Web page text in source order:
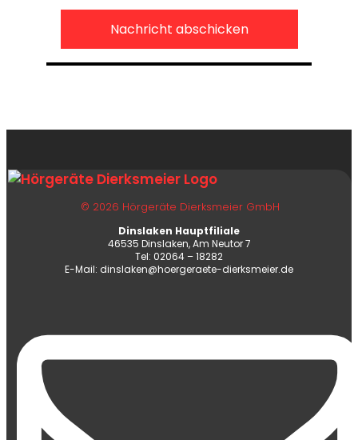
© 2026 Hörgeräte Dierksmeier GmbH
Dinslaken Hauptfiliale
46535 Dinslaken, Am Neutor 7
Tel: 02064 – 18282
E-Mail: dinslaken@hoergeraete-dierksmeier.de